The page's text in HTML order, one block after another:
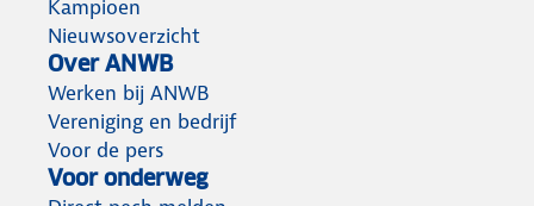
Kampioen
Nieuwsoverzicht
Over ANWB
Werken bij ANWB
Vereniging en bedrijf
Voor de pers
Voor onderweg